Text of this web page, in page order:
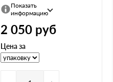
Показать
информацию
2 050 руб
Цена за